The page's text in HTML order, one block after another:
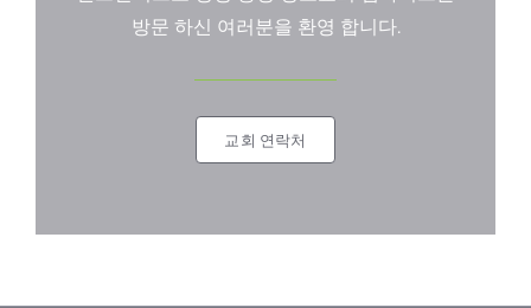
방문 하신 여러분을 환영 합니다.
교회 연락처